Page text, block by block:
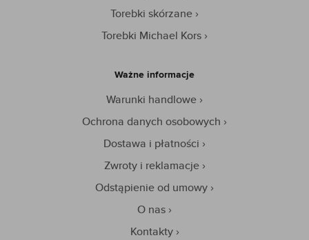
Torebki skórzane
Torebki Michael Kors
Ważne informacje
Warunki handlowe
Ochrona danych osobowych
Dostawa i płatności
Zwroty i reklamacje
Odstąpienie od umowy
O nas
Kontakty